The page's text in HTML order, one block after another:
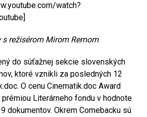
watch?
s režisérom Mirom Remom
do súťažnej sekcie slovenských
ktoré vznikli za posledných 12
O cenu Cinematik.doc Award
Literárneho fondu v hodnote
dokumentov. Okrem Comebacku sú